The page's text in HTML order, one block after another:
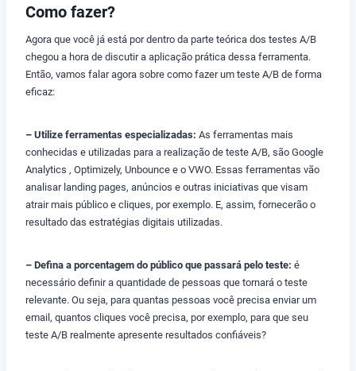
Como fazer?
Agora que você já está por dentro da parte teórica dos testes A/B
chegou a hora de discutir a aplicação prática dessa ferramenta.
Então, vamos falar agora sobre como fazer um teste A/B de forma
eficaz:
– Utilize ferramentas especializadas: As ferramentas mais
conhecidas e utilizadas para a realização de teste A/B, são Google
Analytics , Optimizely, Unbounce e o VWO. Essas ferramentas vão
analisar landing pages, anúncios e outras iniciativas que visam
atrair mais público e cliques, por exemplo. E, assim, fornecerão o
resultado das estratégias digitais utilizadas.
– Defina a porcentagem do público que passará pelo teste: é
necessário definir a quantidade de pessoas que tornará o teste
relevante. Ou seja, para quantas pessoas você precisa enviar um
email, quantos cliques você precisa, por exemplo, para que seu
teste A/B realmente apresente resultados confiáveis?